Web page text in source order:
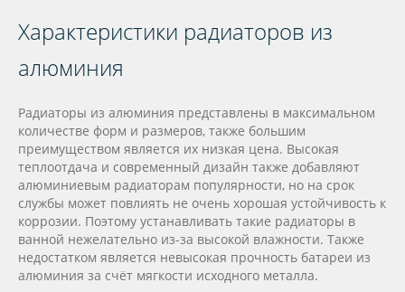
Характеристики радиаторов из
алюминия
Радиаторы из алюминия представлены в максимальном
количестве форм и размеров, также большим
преимуществом является их низкая цена. Высокая
теплоотдача и современный дизайн также добавляют
алюминиевым радиаторам популярности, но на срок
службы может повлиять не очень хорошая устойчивость к
коррозии. Поэтому устанавливать такие радиаторы в
ванной нежелательно из-за высокой влажности. Также
недостатком является невысокая прочность батареи из
алюминия за счёт мягкости исходного металла.